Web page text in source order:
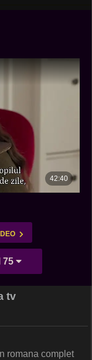
75
tv
romana complet